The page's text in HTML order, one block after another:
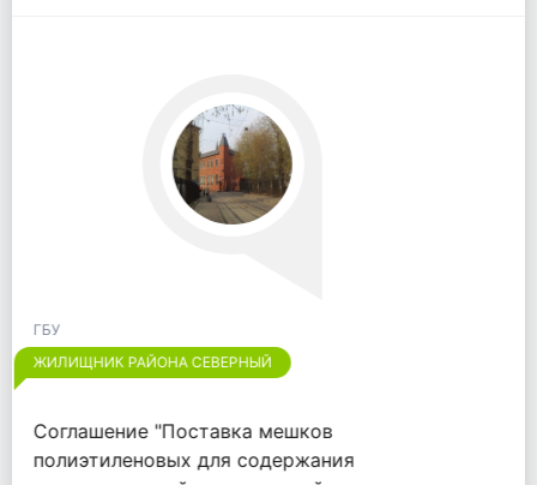
ЖИЛИЩНИК РАЙОНА ОТРАДНОЕ
Хотим выразить признательность
компании "ООО "ВАЙТПАК"" за